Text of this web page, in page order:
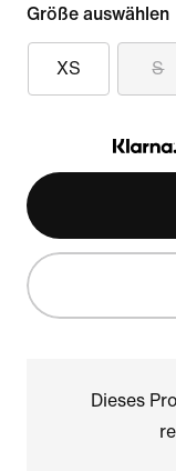
Größe auswählen
XS S
Dieses